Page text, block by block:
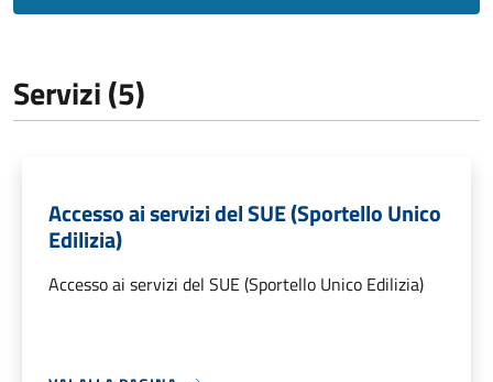
Servizi (5)
Accesso ai servizi del SUE (Sportello Unico
Edilizia)
Accesso ai servizi del SUE (Sportello Unico Edilizia)